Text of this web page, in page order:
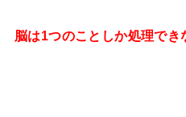
脳は1つのことしか処理でき